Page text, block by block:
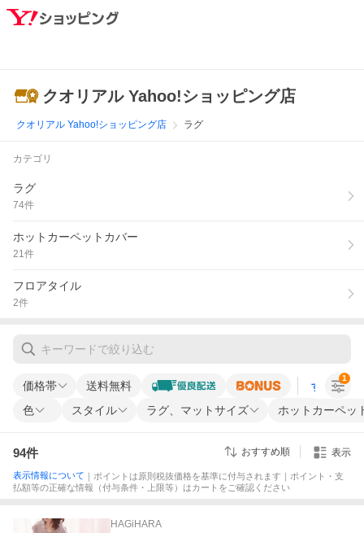
クオリアル Yahoo!ショッピング店
クオリアル Yahoo!ショッピング店 ラグ
カテゴリ
ラグ
74件
ホットカーペットカバー
21件
フロアタイル
2件
価格帯 送料無料 すべての条
色 スタイル ラグ、マットサイズ ホットカーペッ
1
94件 おすすめ順 表示
表示情報について ｜ポイントは原則税抜価格を基準に付与されます｜ポイント・支
払額等の正確な情報（付与条件・上限等）はカートをご確認ください
HAGiHARA